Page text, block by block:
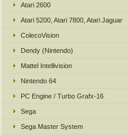
Atari 2600
Atari 5200, Atari 7800, Atari Jaguar
ColecoVision
Dendy (Nintendo)
Mattel Intellivision
Nintendo 64
PC Engine / Turbo Grafx-16
Sega
Sega Master System